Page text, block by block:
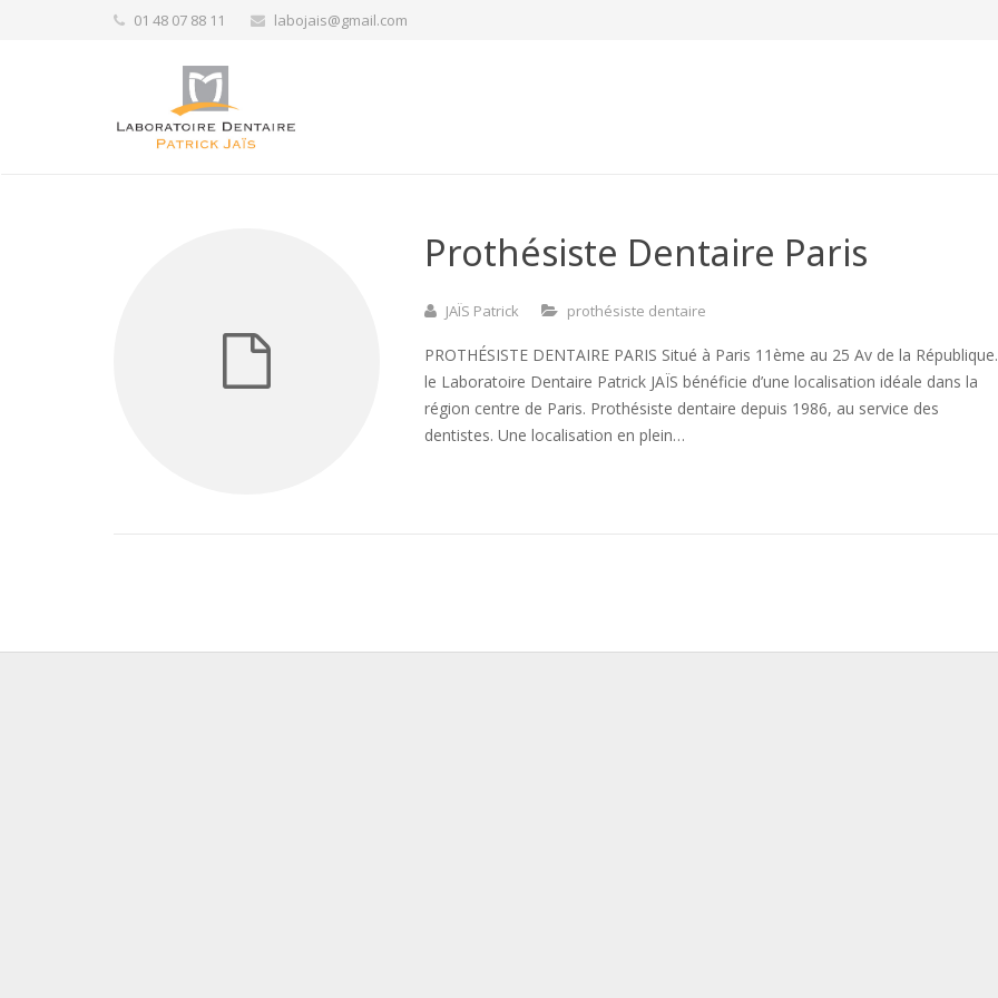
01 48 07 88 11 labojais@gmail.com
Prothésiste Dentaire Paris
JAÏS Patrick prothésiste dentaire
PROTHÉSISTE DENTAIRE PARIS Situé à Paris 11ème au 25 Av de la République.
le Laboratoire Dentaire Patrick JAÏS bénéficie d’une localisation idéale dans la
région centre de Paris. Prothésiste dentaire depuis 1986, au service des
dentistes. Une localisation en plein…